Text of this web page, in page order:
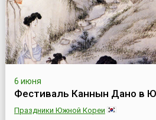
6 июня
Фестиваль Каннын Дано в
Праздники Южной Кореи